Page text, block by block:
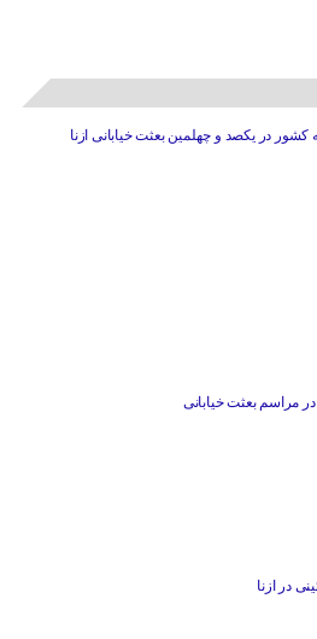
در یکصد و چهلمین بعثت خیابانی ازنا
مراسم بعثت خیابانی
در ازنا